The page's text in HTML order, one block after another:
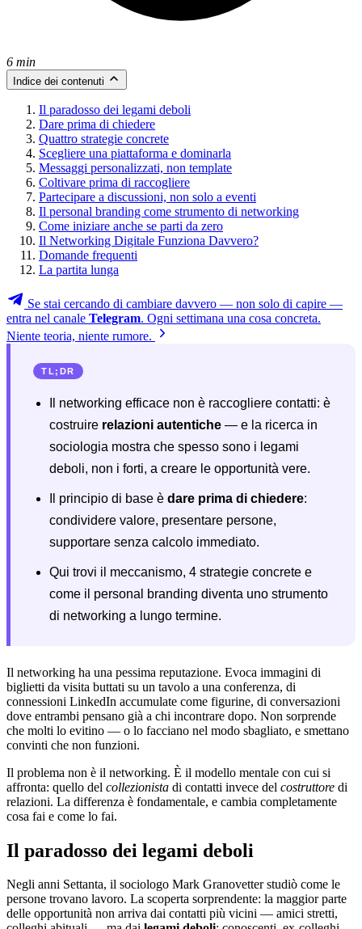
6 min
Indice dei contenuti
Il paradosso dei legami deboli
Dare prima di chiedere
Quattro strategie concrete
Scegliere una piattaforma e dominarla
Messaggi personalizzati, non template
Coltivare prima di raccogliere
Partecipare a discussioni, non solo a eventi
Il personal branding come strumento di networking
Come iniziare anche se parti da zero
Il Networking Digitale Funziona Davvero?
Domande frequenti
La partita lunga
Se stai cercando di cambiare davvero — non solo di capire —
entra nel canale Telegram. Ogni settimana una cosa concreta.
Niente teoria, niente rumore.
TL;DR
Il networking efficace non è raccogliere contatti: è
costruire relazioni autentiche — e la ricerca in
sociologia mostra che spesso sono i legami
deboli, non i forti, a creare le opportunità vere.
Il principio di base è dare prima di chiedere:
condividere valore, presentare persone,
supportare senza calcolo immediato.
Qui trovi il meccanismo, 4 strategie concrete e
come il personal branding diventa uno strumento
di networking a lungo termine.
Il networking ha una pessima reputazione. Evoca immagini di
biglietti da visita buttati su un tavolo a una conferenza, di
connessioni LinkedIn accumulate come figurine, di conversazioni
dove entrambi pensano già a chi incontrare dopo. Non sorprende
che molti lo evitino — o lo facciano nel modo sbagliato, e smettano
convinti che non funzioni.
Il problema non è il networking. È il modello mentale con cui si
affronta: quello del collezionista di contatti invece del costruttore di
relazioni. La differenza è fondamentale, e cambia completamente
cosa fai e come lo fai.
Il paradosso dei legami deboli
Negli anni Settanta, il sociologo Mark Granovetter studiò come le
persone trovano lavoro. La scoperta sorprendente: la maggior parte
delle opportunità non arriva dai contatti più vicini — amici stretti,